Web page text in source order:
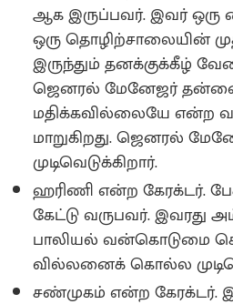
ஆக இருப்பவர். இவர்
ஒரு தொழிற்சாலையின்
இருந்தும் தனக்குக்கீழ்
ஜெனரல் மேனேஜர்
மதிக்கவில்லையே என்ற
மாறுகிறது. ஜெனரல்
முடிவெடுக்கிறார்.
ஹரிணி என்ற கேரக்டர்.
கேட்டு வருபவர்.
பாலியல் வன்கொடுமை
வில்லனைக் கொல்ல
சண்முகம் என்ற கேரக்டர்.